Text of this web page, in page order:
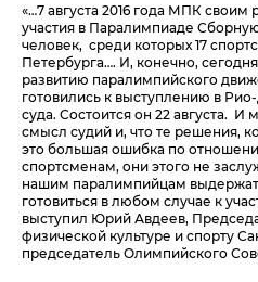
«…7 августа 2016 года МПК
участия в Паралимпиаде
человек, среди которых 17
Петербурга…. И, конечно,
развитию паралимпийского
готовились к выступлению в
суда. Состоится он 22 августа.
смысл судий и, что те решения,
это большая ошибка по
спортсменам, они этого не
нашим паралимпийцам
готовиться в любом случае к
выступил Юрий Авдеев,
физической культуре и спорту
председатель Олимпийского